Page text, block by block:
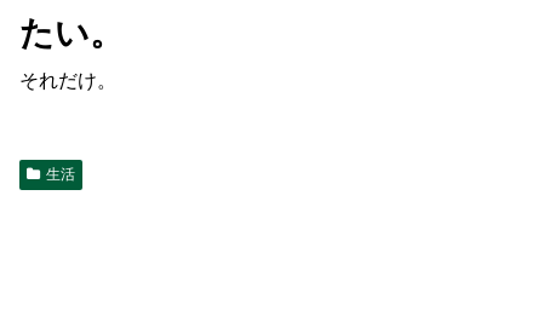
たい。
それだけ。
生活